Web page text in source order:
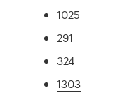
1025
291
324
1303